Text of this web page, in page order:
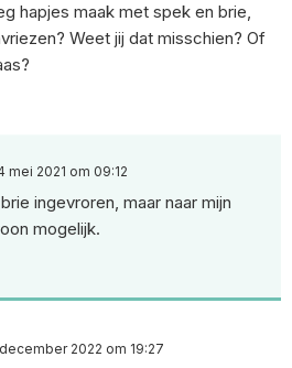
hapjes maak met spek en brie,
Weet jij dat misschien? Of
mei 2021 om 09:12
ingevroren, maar naar mijn
mogelijk.
2022 om 19:27